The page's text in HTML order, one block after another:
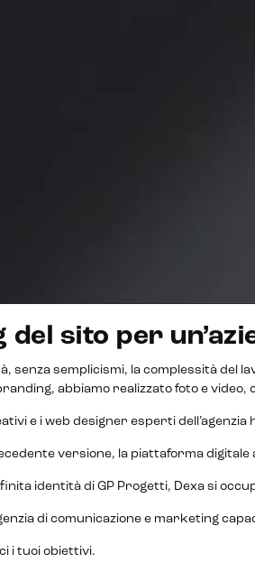
sito per
senza semplicismi, la complessità del
abbiamo realizzato foto e video,
e i web designer esperti dell’agenzia
versione, la piattaforma
identità di GP Progetti, Dexa si
di comunicazione e marketing
i tuoi obiettivi.